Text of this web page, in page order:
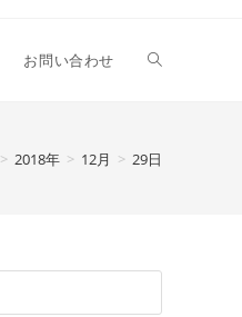
お問い合わせ
> 2018年 > 12月 > 29日